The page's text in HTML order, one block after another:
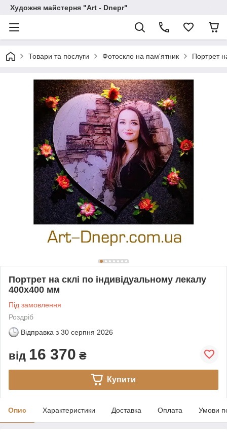
Художня майстерня "Art - Dnepr"
Товари та послуги Фотоскло на пам'ятник Портрет
Портрет на склі по індивідуальному лекалу
400х400 мм
Під замовлення
Роздріб
Відправка з 30 серпня 2026
від 16 370 ₴
Купити
Опис Характеристики Доставка Оплата Умови